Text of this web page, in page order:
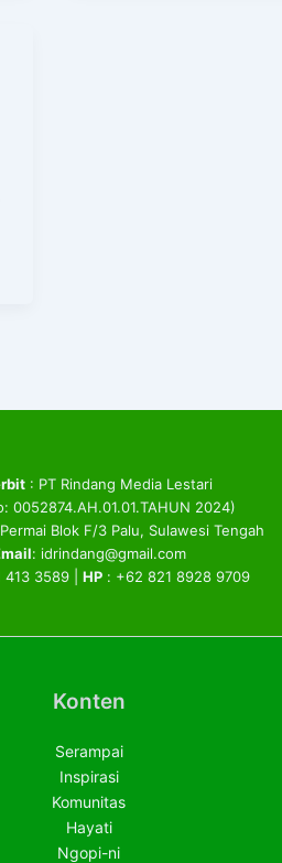
: PT Rindang Media Lestari
0052874.AH.01.01.TAHUN 2024)
Blok F/3 Palu, Sulawesi Tengah
: idrindang@gmail.com
413 3589 | HP : +62 821 8928 9709
Konten
Serampai
Inspirasi
Komunitas
Hayati
Ngopi-ni